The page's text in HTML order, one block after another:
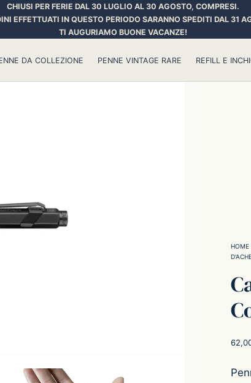
CHIUSI PER FERIE DAL 30 LUGLIO AL 30 AGOSTO, COMPRESI.
EFFETTUATI IN QUESTO PERIODO SARANNO SPEDITI DAL 31
TI AUGURIAMO BUONE VACANZE!
DA COLLEZIONE PENNE VINTAGE RARE REFILL E
HOME